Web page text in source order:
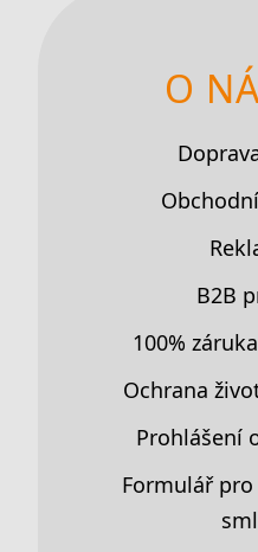
O
B2B
100%
Ochrana
Prohlášení
Formulář